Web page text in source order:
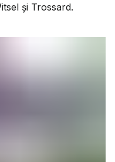
și Trossard.